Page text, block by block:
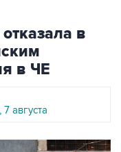
в
в ЧЕ
августа